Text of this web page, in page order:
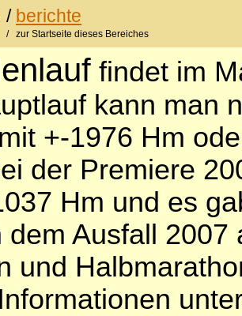
/ berichte
/ zur Startseite dieses Bereiches
findet im
kann man
+-1976 Hm
der Premiere
Hm und es
dem Ausfall
und